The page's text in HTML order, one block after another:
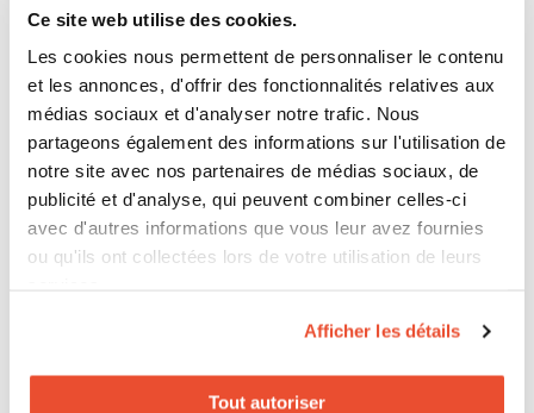
Ce site web utilise des cookies.
Les cookies nous permettent de personnaliser le contenu
et les annonces, d'offrir des fonctionnalités relatives aux
médias sociaux et d'analyser notre trafic. Nous
partageons également des informations sur l'utilisation de
notre site avec nos partenaires de médias sociaux, de
publicité et d'analyse, qui peuvent combiner celles-ci
avec d'autres informations que vous leur avez fournies
ou qu'ils ont collectées lors de votre utilisation de leurs
Afficher les détails
Tout autoriser
WHERE TO BUY WIDGET
Besoin d'une démo en
direct ?
Essayez notre solution et voyez par vous-
même !
Expert Connect